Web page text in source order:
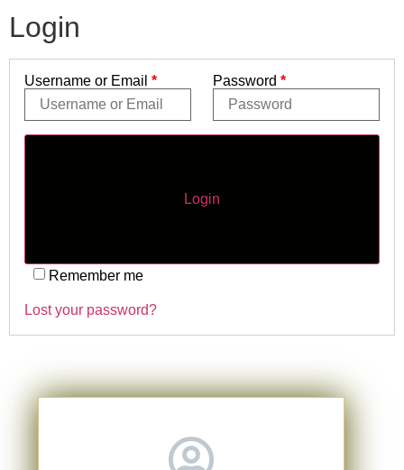
Login
Username or Email * Password *
Login
Remember me
Lost your password?